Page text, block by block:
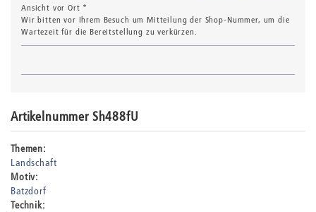
Ansicht vor Ort *
Wir bitten vor Ihrem Besuch um Mitteilung der Shop-Nummer, um die
Wartezeit für die Bereitstellung zu verkürzen.
Artikelnummer Sh488fU
Themen:
Landschaft
Motiv:
Batzdorf
Technik: